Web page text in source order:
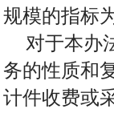
规模的指标
对于本办
务的性质和
计件收费或